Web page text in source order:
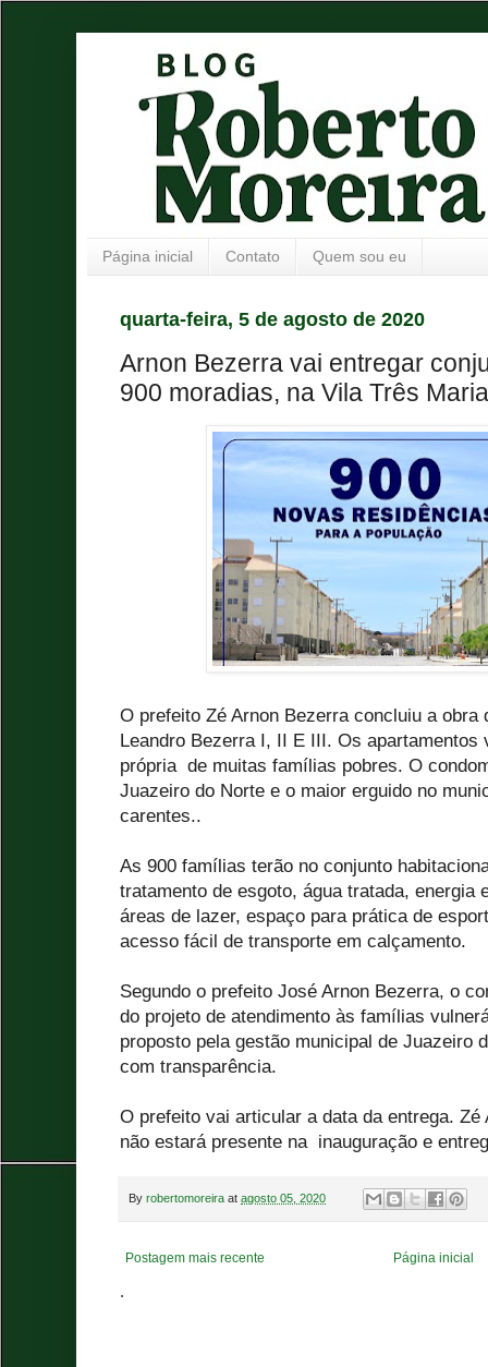
Página inicial Contato Quem sou eu
quarta-feira, 5 de agosto de 2020
Arnon Bezerra vai entregar
900 moradias, na Vila Três
O prefeito Zé Arnon Bezerra concluiu a obra
Leandro Bezerra I, II E III. Os
própria de muitas famílias pobres. O
Juazeiro do Norte e o maior erguido no
carentes..
As 900 famílias terão no conjunto
tratamento de esgoto, água tratada, energia
áreas de lazer, espaço para prática de
acesso fácil de transporte em calçamento.
Segundo o prefeito José Arnon Bezerra, o
do projeto de atendimento às famílias
proposto pela gestão municipal de Juazeiro
com transparência.
O prefeito vai articular a data da entrega.
não estará presente na inauguração e
By robertomoreira at agosto 05, 2020
Postagem mais recente Página inicial
.